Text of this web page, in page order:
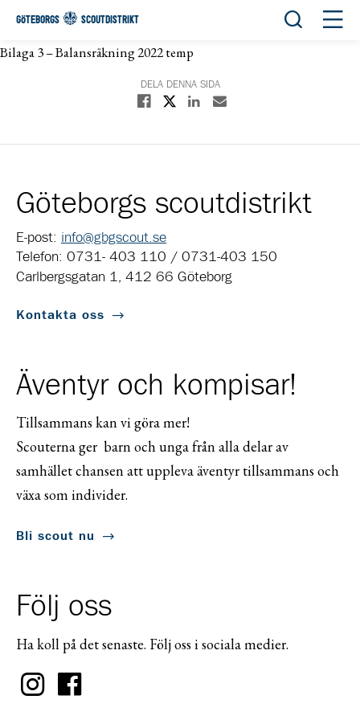
GÖTEBORGS SCOUTDISTRIKT Öppna
Bilaga 3 – Balansräkning 2022 temp
DELA DENNA SIDA
Dela på Facebook
Dela på XDela på Linkedin
Dela med E-post
Göteborgs scoutdistrikt
E-post: info@gbgscout.se
Telefon: 0731- 403 110 / 0731-403 150
Carlbergsgatan 1, 412 66 Göteborg
Kontakta oss
Äventyr och kompisar!
Tillsammans kan vi göra mer!
Scouterna ger barn och unga från alla delar av
samhället chansen att uppleva äventyr tillsammans och
växa som individer.
Bli scout nu
Följ oss
Ha koll på det senaste. Följ oss i sociala medier.